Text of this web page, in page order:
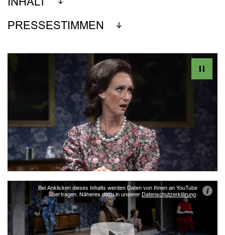
PRESSESTIMMEN
Bei Anklicken dieses Inhalts werden Daten von Ihnen an YouTube
übertragen. Näheres dazu in unserer Datenschutzerklärung. i